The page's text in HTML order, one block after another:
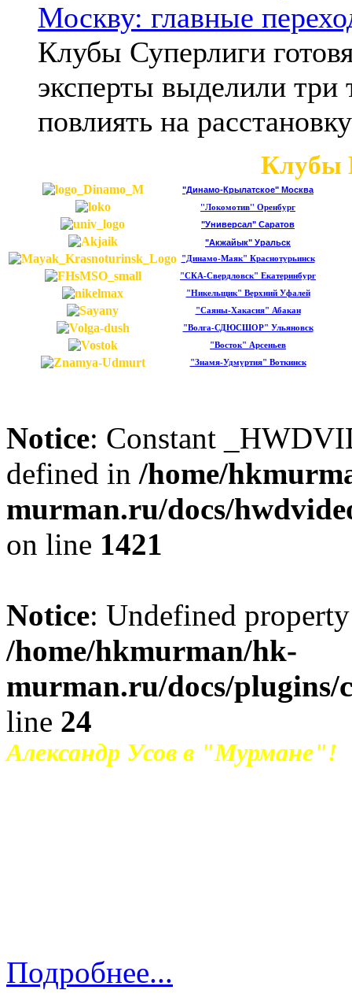
Москву: главные
Клубы Суперлиги
эксперты выделили три
повлиять на
Клубы
"Динамо-Крылатское" Москва
"Локомотив" Оренбург
"Универсал" Саратов
"Акжайык" Уральск
"Динамо-Маяк" Краснотурьинск
"СКА-Свердловск" Екатеринбург
"Никельщик" Верхний Уфалей
"Саяны-Хакасия" Абакан
"Волга-СДЮСШОР" Ульяновск
"Восток" Арсеньев
"Знамя-Удмуртия" Воткинск
Notice: Constant
defined in /home/
murman.ru/docs/
on line 1421
Notice: Undefined
/home/hkmurman/hk-
murman.ru/docs/plugins/
line 24
Александр Усов в "Мурмане"!
Подробнее...